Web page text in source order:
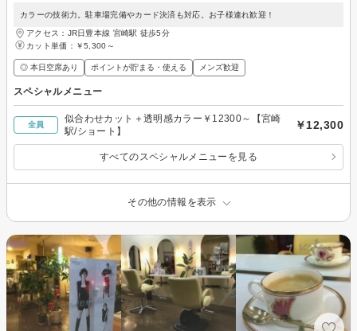
カラーの技術力。駐車場完備やカード決済も対応。お子様連れ歓迎！
アクセス：JR日豊本線 宮崎駅 徒歩5分
カット単価： ￥5,300～
◎ 本日空席あり ポイントが貯まる・使える メンズ歓迎
スペシャルメニュー
全員
似合わせカット＋透明感カラー￥12300～【宮崎
駅/ショート】
￥12,300
すべてのスペシャルメニューを見る
その他の情報を表示